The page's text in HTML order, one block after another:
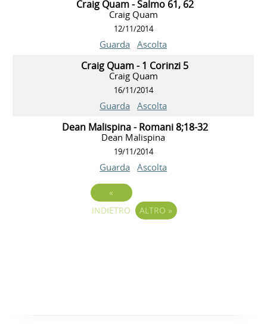
Craig Quam - Salmo 61, 62
Craig Quam
12/11/2014
Guarda Ascolta
Craig Quam - 1 Corinzi 5
Craig Quam
16/11/2014
Guarda Ascolta
Dean Malispina - Romani 8;18-32
Dean Malispina
19/11/2014
Guarda Ascolta
«
INDIETRO
ALTRO »